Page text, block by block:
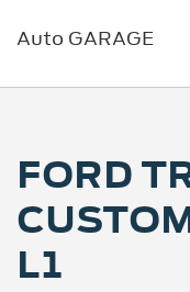
Auto GARAGE
FORD
L1